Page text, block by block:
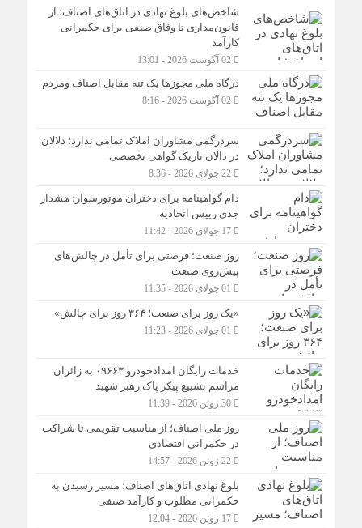
شاخص‌های بلوغ نهادی در اتاق‌های اصناف؛ از
قانون‌مداری تا وفاق صنفی برای حکمرانی
کارآمد
02 آگوست 2026 - 13:01
درگاه ملی مجوزها یک تنه مقابل اصناف ومردم
02 آگوست 2026 - 8:16
سردرگمی مشاوران املاک تمامی ندارد؛ دلالان
در دالان تاریک گواهی تخصصی
22 جولای 2026 - 8:36
دام گواهینامه برای دختران موتورسوار؛ هشدار
جدی رییس اتحادیه
17 جولای 2026 - 11:42
روز صنعت؛ فرصتی برای تأمل در چالش‌های
پیش‌روی صنعت
«یک روز برای صنعت؛ ۳۶۴ روز برای چالش»
خدمات رایگان امدادخودرو ۰۹۶۶۳ به زائران
مراسم تشییع پیکر پاک رهبر شهید
30 ژوئن 2026 - 11:39
روز ملی اصناف؛ از مناسبت تقویمی تا شراکت
در حکمرانی اقتصادی
22 ژوئن 2026 - 14:57
بلوغ نهادی اتاق‌های اصناف؛ مسیر رسیدن به
حکمرانی مطلوب و کارآمد صنفی
17 ژوئن 2026 - 12:04